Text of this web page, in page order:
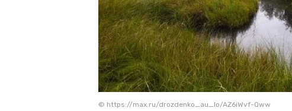
© https://max.ru/drozdenko_au_lo/AZ6iWvf-Qww